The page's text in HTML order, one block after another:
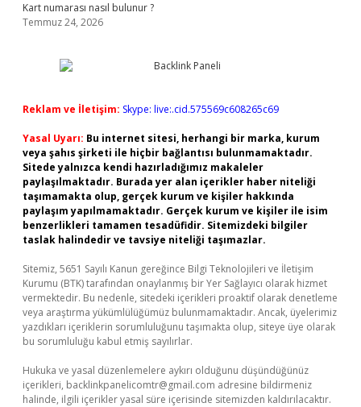
Kart numarası nasıl bulunur ?
Temmuz 24, 2026
Reklam ve İletişim: Skype: live:.cid.575569c608265c69
Yasal Uyarı: Bu internet sitesi, herhangi bir marka, kurum
veya şahıs şirketi ile hiçbir bağlantısı bulunmamaktadır.
Sitede yalnızca kendi hazırladığımız makaleler
paylaşılmaktadır. Burada yer alan içerikler haber niteliği
taşımamakta olup, gerçek kurum ve kişiler hakkında
paylaşım yapılmamaktadır. Gerçek kurum ve kişiler ile isim
benzerlikleri tamamen tesadüfidir. Sitemizdeki bilgiler
taslak halindedir ve tavsiye niteliği taşımazlar.
Sitemiz, 5651 Sayılı Kanun gereğince Bilgi Teknolojileri ve İletişim
Kurumu (BTK) tarafından onaylanmış bir Yer Sağlayıcı olarak hizmet
vermektedir. Bu nedenle, sitedeki içerikleri proaktif olarak denetleme
veya araştırma yükümlülüğümüz bulunmamaktadır. Ancak, üyelerimiz
yazdıkları içeriklerin sorumluluğunu taşımakta olup, siteye üye olarak
bu sorumluluğu kabul etmiş sayılırlar.
Hukuka ve yasal düzenlemelere aykırı olduğunu düşündüğünüz
içerikleri, backlinkpanelicomtr@gmail.com adresine bildirmeniz
halinde, ilgili içerikler yasal süre içerisinde sitemizden kaldırılacaktır.